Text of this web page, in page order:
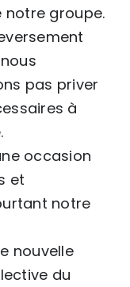
notre groupe.
pas priver
à
occasion
et
notre
nouvelle
du